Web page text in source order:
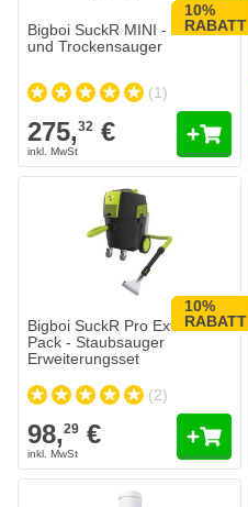
Bigboi SuckR MINI - Nass-
und Trockensauger
(1)
275,32 €
10%
RABATT
Bigboi SuckR Pro Extraction
Pack - Staubsauger
Erweiterungsset
(2)
98,29 €
10%
RABATT